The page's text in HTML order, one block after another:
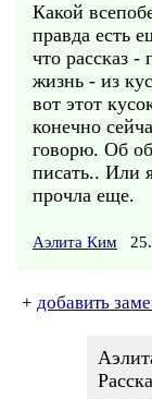
Какой
правда есть
что рассказ -
жизнь - из
вот этот
конечно
говорю. Об
писать.. Или
прочла еще.
Аэлита Ким
+ добавить